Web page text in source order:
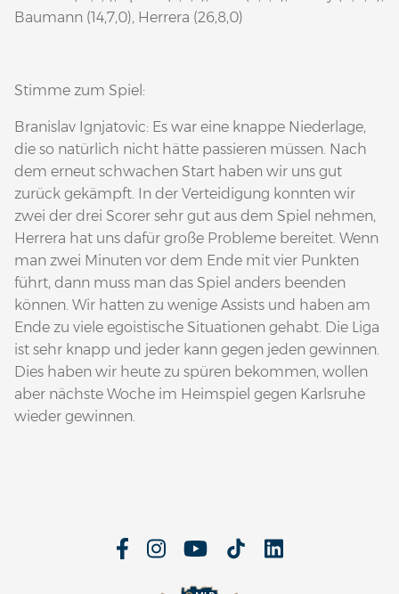
Baumann (14,7,0), Herrera (26,8,0)
Stimme zum Spiel:
Branislav Ignjatovic: Es war eine knappe Niederlage,
die so natürlich nicht hätte passieren müssen. Nach
dem erneut schwachen Start haben wir uns gut
zurück gekämpft. In der Verteidigung konnten wir
zwei der drei Scorer sehr gut aus dem Spiel nehmen,
Herrera hat uns dafür große Probleme bereitet. Wenn
man zwei Minuten vor dem Ende mit vier Punkten
führt, dann muss man das Spiel anders beenden
können. Wir hatten zu wenige Assists und haben am
Ende zu viele egoistische Situationen gehabt. Die Liga
ist sehr knapp und jeder kann gegen jeden gewinnen.
Dies haben wir heute zu spüren bekommen, wollen
aber nächste Woche im Heimspiel gegen Karlsruhe
wieder gewinnen.